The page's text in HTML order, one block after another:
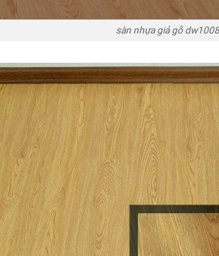
sàn nhựa giả gỗ dw1008